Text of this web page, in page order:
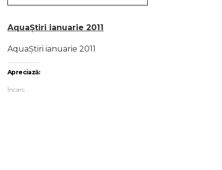
AquaȘtiri ianuarie 2011
AquaȘtiri ianuarie 2011
Apreciază:
Încarc...